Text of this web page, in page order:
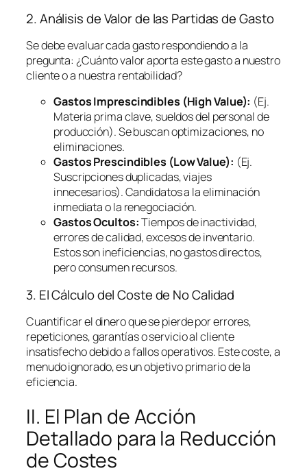
2. Análisis de Valor de las Partidas de Gasto
Se debe evaluar cada gasto respondiendo a la
pregunta: ¿Cuánto valor aporta este gasto a nuestro
cliente o a nuestra rentabilidad?
Gastos Imprescindibles (High Value): (Ej.
Materia prima clave, sueldos del personal de
producción). Se buscan optimizaciones, no
eliminaciones.
Gastos Prescindibles (Low Value): (Ej.
Suscripciones duplicadas, viajes
innecesarios). Candidatos a la eliminación
inmediata o la renegociación.
Gastos Ocultos:Tiempos de inactividad,
errores de calidad, excesos de inventario.
Estos son ineficiencias, no gastos directos,
pero consumen recursos.
3. El Cálculo del Coste de No Calidad
Cuantificar el dinero que se pierde por errores,
repeticiones, garantías o servicio al cliente
insatisfecho debido a fallos operativos. Este coste, a
menudo ignorado, es un objetivo primario de la
eficiencia.
II. El Plan de Acción
Detallado para la Reducción
de Costes